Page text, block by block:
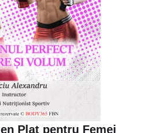
Plat pentru Femei